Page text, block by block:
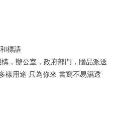
標語
，辦公室，政府部門，贈品派送
樣用途 只為你來 書寫不易濕透